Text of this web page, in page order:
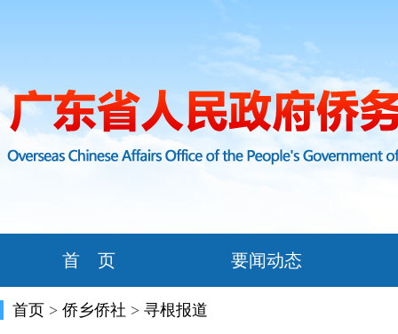
首 页 要闻动态
首页 > 侨乡侨社 > 寻根报道